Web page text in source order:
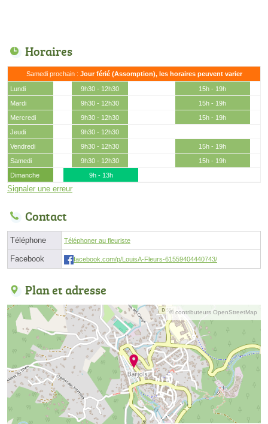
Horaires
Samedi prochain : Jour férié (Assomption), les horaires peuvent varier
Lundi 9h30 - 12h30
15h - 19h
Mardi
9h30 - 12h30
15h - 19h
Mercredi
9h30 - 12h30
15h - 19h
Jeudi
9h30 - 12h30
Vendredi
9h30 - 12h30
15h - 19h
Samedi
9h30 - 12h30
15h - 19h
Dimanche
9h - 13h
Signaler une erreur
Contact
Téléphone Téléphoner au fleuriste
Facebook facebook.com/p/LouisA-Fleurs-61559404440743/
Plan et adresse
© contributeurs OpenStreetMap